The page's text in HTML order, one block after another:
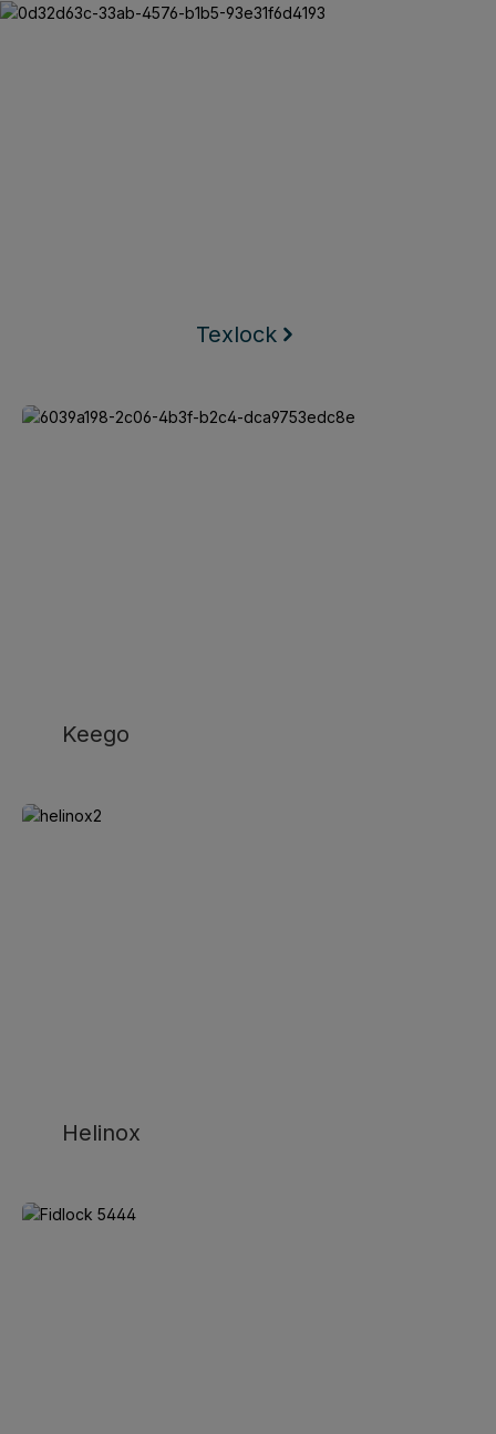
Texlock
Texlock
Keego
Keego
Helinox
Helinox
Fidlock